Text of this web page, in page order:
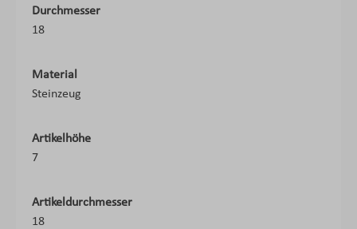
Durchmesser
18
Material
Steinzeug
Artikelhöhe
7
Artikeldurchmesser
18